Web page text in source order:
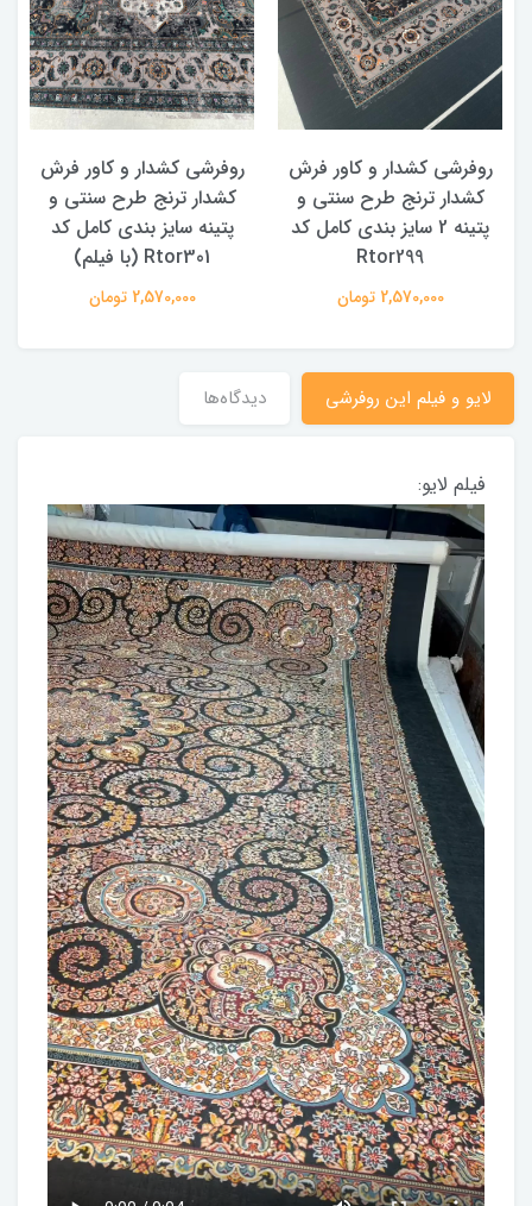
روفرشی کشدار و کاور فرش
کشدار ترنج طرح سنتی و
پتینه 2 سایز بندی کامل کد
Rtor299
2,570,000 تومان
روفرشی کشدار و کاور فرش
کشدار ترنج طرح سنتی و
پتینه سایز بندی کامل کد
Rtor301 (با فیلم)
2,570,000 تومان
لایو و فیلم این روفرشی دیدگاه‌ها
فیلم لایو: